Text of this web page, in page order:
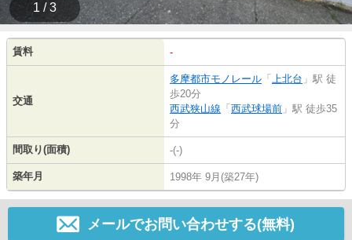
1 / 3
賃料 -
交通
多摩都市モノレール 「 上北台 」駅 徒
歩20分
西武狭山線 「 西武球場前 」駅 徒歩35
分
間取り(面積) -(-)
築年月 1998年 9月(築27年)
メールでお問い合わせする(無料)